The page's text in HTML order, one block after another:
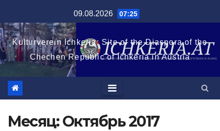
к
содержимому
09.08.2026 07:25
Kulturverein Ichkeria: Site of the Diaspora of the
Chechen Republic of Ichkeria in Austria
Месяц:Октябрь 2017